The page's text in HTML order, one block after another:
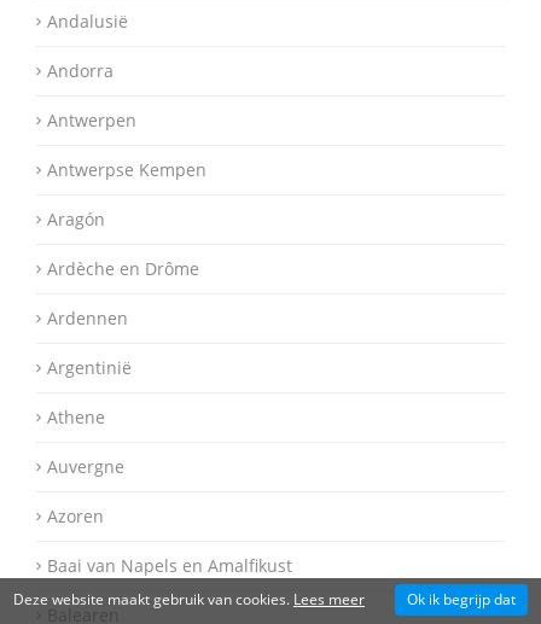
Andalusië
Andorra
Antwerpen
Antwerpse Kempen
Aragón
Ardèche en Drôme
Ardennen
Argentinië
Athene
Auvergne
Azoren
Baai van Napels en Amalfikust
Balearen
Deze website maakt gebruik van cookies. Lees meer Ok ik begrijp dat